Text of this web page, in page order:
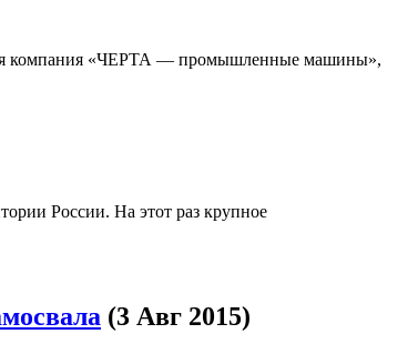
компания «ЧЕРТА — промышленные машины»,
России. На этот раз крупное
(3 Авг 2015)